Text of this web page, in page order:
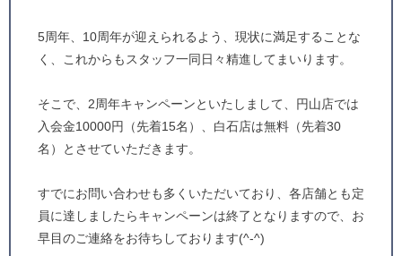
5周年、10周年が迎えられるよう、現状に満足することな
く、これからもスタッフ一同日々精進してまいります。
そこで、2周年キャンペーンといたしまして、円山店では
入会金10000円（先着15名）、白石店は無料（先着30
名）とさせていただきます。
すでにお問い合わせも多くいただいており、各店舗とも定
員に達しましたらキャンペーンは終了となりますので、お
早目のご連絡をお待ちしております(^-^)